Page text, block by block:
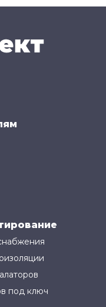
под ключ